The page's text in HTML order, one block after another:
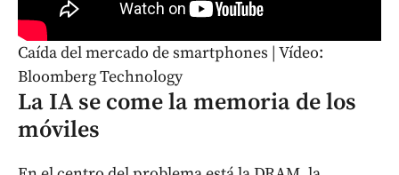
Caída del mercado de smartphones | Vídeo:
Bloomberg Technology
La IA se come la memoria de los
móviles